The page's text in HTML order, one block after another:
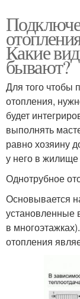
Какие
бывают?
Для того чтобы
отопления,
будет
выполнять
равно хозяину
у него в жилище
Однотрубное
Основывается
установленные
в
отопления